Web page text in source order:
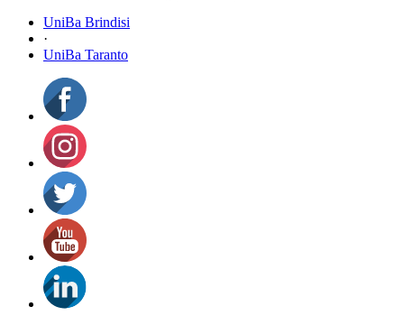
UniBa Brindisi
·
UniBa Taranto